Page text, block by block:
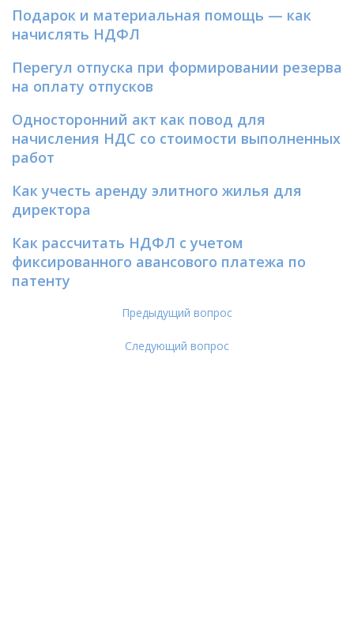
Подарок и материальная помощь — как
начислять НДФЛ
Перегул отпуска при формировании резерва
на оплату отпусков
Односторонний акт как повод для
начисления НДС со стоимости выполненных
работ
Как учесть аренду элитного жилья для
директора
Как рассчитать НДФЛ с учетом
фиксированного авансового платежа по
патенту
Предыдущий вопрос
Следующий вопрос